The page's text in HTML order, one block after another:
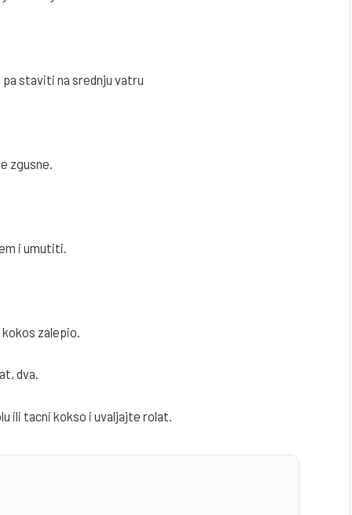
staviti na srednju vatru
zgusne.
i umutiti.
zalepio.
dva.
ili tacni kokso i uvaljajte rolat.